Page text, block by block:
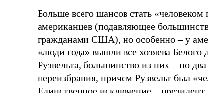
Больше всего шансов стать «человеком
американцев (подавляющее
гражданами США), но особенно – у
«люди года» вышли все хозяева
Рузвельта, большинство из них – по
переизбрания, причем Рузвельт был
Единственное исключение –